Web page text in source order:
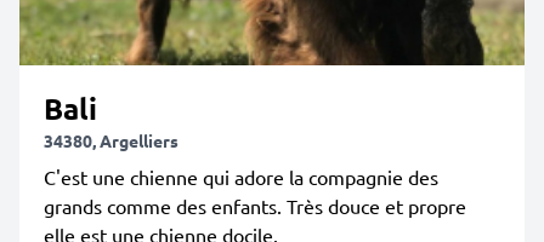
Bali
34380, Argelliers
C'est une chienne qui adore la compagnie des
grands comme des enfants. Très douce et propre
elle est une chienne docile.